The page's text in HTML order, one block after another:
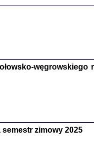
węgrowskiego
zimowy 2025